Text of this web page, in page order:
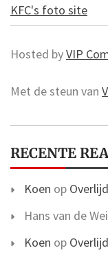
KFC's foto site
Hosted byVIP
Met de steun van
RECENTE
Koen op
Hans van de
Koen op